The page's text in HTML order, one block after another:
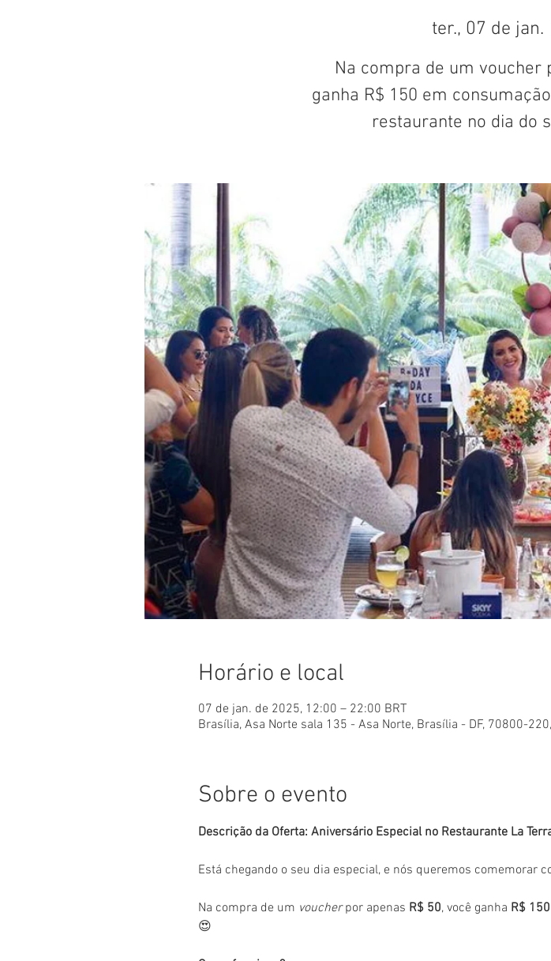
ter., 07 de jan.
Na compra de um voucher
ganha R$ 150 em
restaurante no dia do
Horário e local
07 de jan. de 2025, 12:00 – 22:00 BRT
Brasília, Asa Norte sala 135 - Asa Norte, Brasília - DF, 70800-
Sobre o evento
Descrição da Oferta: Aniversário Especial no Restaurante La
Está chegando o seu dia especial, e nós queremos comemorar
Na compra de um voucher por apenas R$ 50, você ganha R$ 150
😍